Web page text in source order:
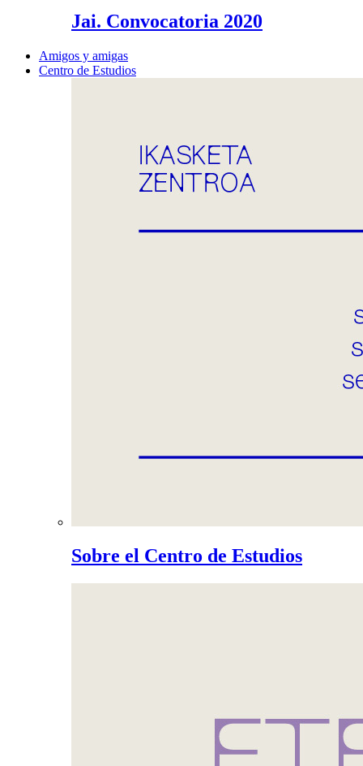
Jai. Convocatoria 2020
Amigos y amigas
Centro de Estudios
Sobre el Centro de Estudios